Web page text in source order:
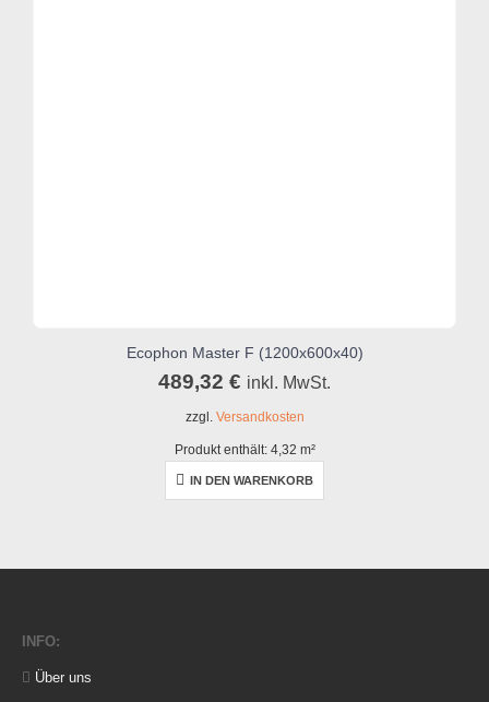
Ecophon Master F (1200x600x40)
489,32 € inkl. MwSt.
zzgl. Versandkosten
Produkt enthält: 4,32 m²
IN DEN WARENKORB
INFO:
Über uns